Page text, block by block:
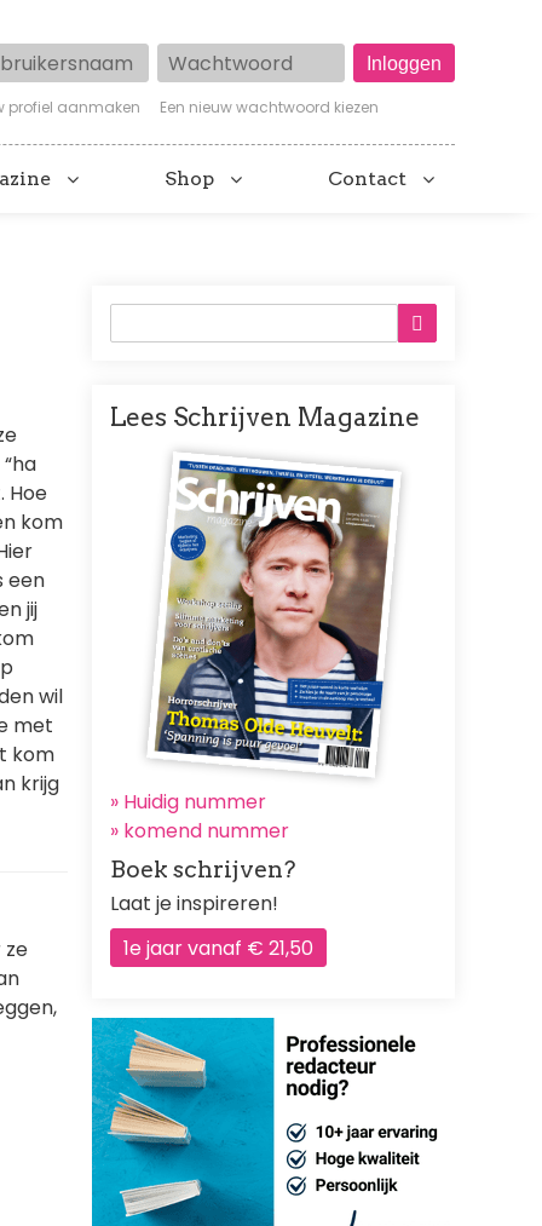
Wachtwoord
profiel aanmaken Een nieuw wachtwoord kiezen
Shop Contact
Hoe
kom
een
jij
wil
met
kom
krijg
ze
Lees Schrijven Magazine
Afbeelding
» Huidig nummer
» komend nummer
Boek schrijven?
Laat je inspireren!
1e jaar vanaf € 21,50